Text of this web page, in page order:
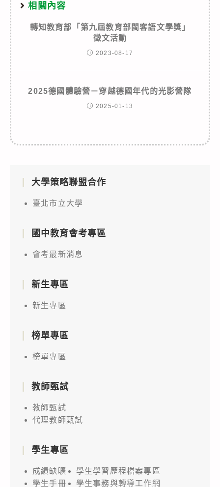
相關內容
轉知教育部「第九屆教育部閩客語文學獎」
徵文活動
2023-08-17
2025德國體驗營－穿越德國年代的光影營隊
2025-01-13
大學策略聯盟合作
臺北市立大學
國中教育會考專區
會考最新消息
新生專區
新生專區
榜單專區
榜單專區
教師甄試
教師甄試
代理教師甄試
學生專區
成績缺曠
學生學習歷程檔案專區
學生手冊
學生事務與轉導工作網